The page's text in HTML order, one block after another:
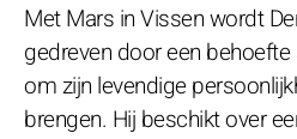
Met Mars in Vissen wordt
gedreven door een
om zijn levendige
brengen. Hij beschikt over